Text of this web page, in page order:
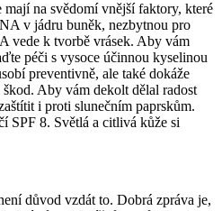
na svědomí vnější faktory, které
v jádru buněk, nezbytnou pro
vede k tvorbě vrásek. Aby vám
péči s vysoce účinnou kyselinou
preventivně, ale také dokáže
Aby vám dekolt dělal radost
i proti slunečním paprskům.
SPF 8. Světlá a citlivá kůže si
důvod vzdát to. Dobrá zpráva je,